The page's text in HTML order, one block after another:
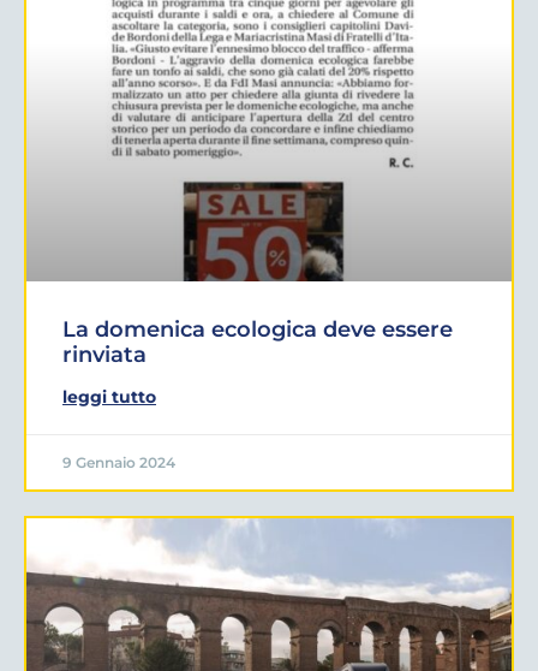
La domenica ecologica deve essere
rinviata
leggi tutto
9 Gennaio 2024